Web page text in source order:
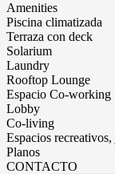
Amenities
Piscina climatizada
Terraza con deck
Solarium
Laundry
Rooftop Lounge
Espacio Co-working
Lobby
Co-living
Espacios
Planos
CONTACTO